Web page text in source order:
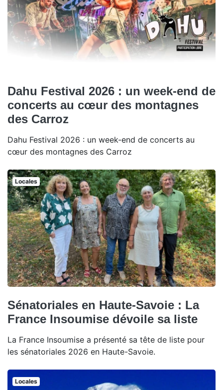
Dahu Festival 2026 : un week-end de
concerts au cœur des montagnes
des Carroz
Dahu Festival 2026 : un week-end de concerts au
cœur des montagnes des Carroz
Locales
Sénatoriales en Haute-Savoie : La
France Insoumise dévoile sa liste
La France Insoumise a présenté sa tête de liste pour
les sénatoriales 2026 en Haute-Savoie.
Locales